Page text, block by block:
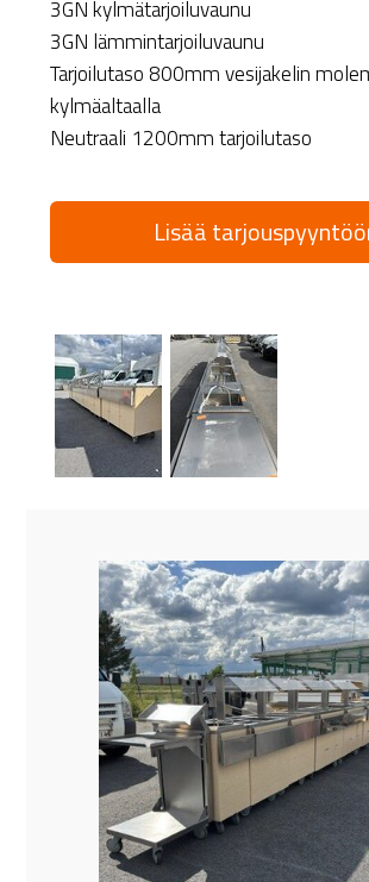
3GN kylmätarjoiluvaunu
3GN lämmintarjoiluvaunu
Tarjoilutaso 800mm vesijakelin
kylmäaltaalla
Neutraali 1200mm tarjoilutaso
Lisää